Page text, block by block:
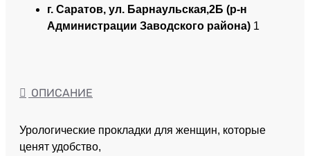
г. Саратов, ул. Барнаульская,2Б (р-н
Администрации Заводского района) 1
ОПИСАНИЕ
Урологические прокладки для женщин, которые
ценят удобство,